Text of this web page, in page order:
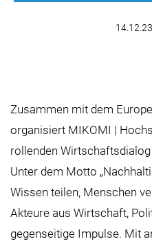
14.12.23
Zusammen mit dem
organisiert MIKOMI |
rollenden
Unter dem Motto
Wissen teilen, Menschen
Akteure aus Wirtschaft,
gegenseitige Impulse. Mit